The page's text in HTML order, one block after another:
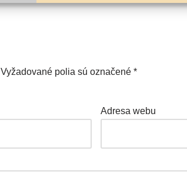
Vyžadované polia sú označené *
Adresa webu